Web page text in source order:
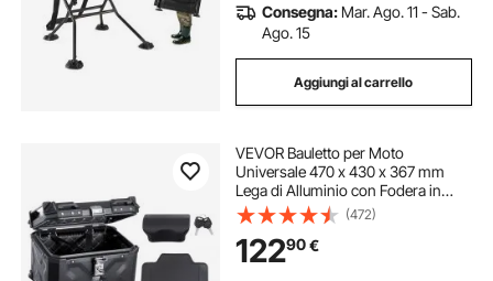
Consegna: Mar. Ago. 11 - Sab.
Ago. 15
Aggiungi al carrello
VEVOR Bauletto per Moto
Universale 470 x 430 x 367 mm
Lega di Alluminio con Fodera in
Pelle, Bauletto per Moto Staccabile
Impermeabile 55 L con Serratura e
Cuscino Posteriore, Bauletto per
Moto, Nero
(472)
12290€